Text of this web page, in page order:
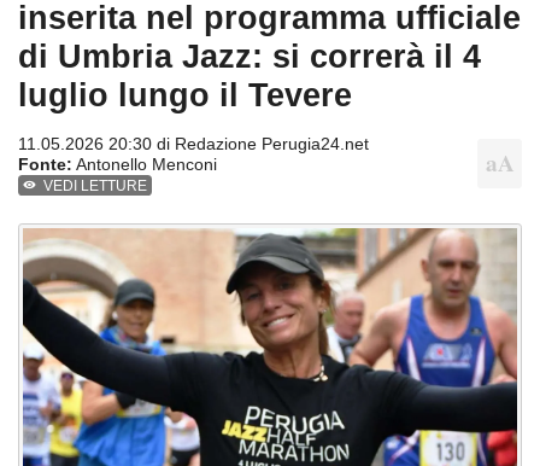
inserita nel programma ufficiale
di Umbria Jazz: si correrà il 4
luglio lungo il Tevere
11.05.2026 20:30 di Redazione Perugia24.net
Fonte: Antonello Menconi
VEDI LETTURE